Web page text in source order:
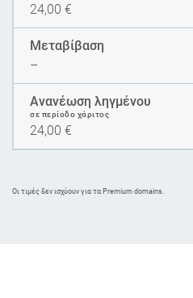
24,00 €
Μεταβίβαση
–
Ανανέωση ληγμένου
σε περίοδο χάριτος
24,00 €
Oι τιμές δεν ισχύουν για τα Premium domains.